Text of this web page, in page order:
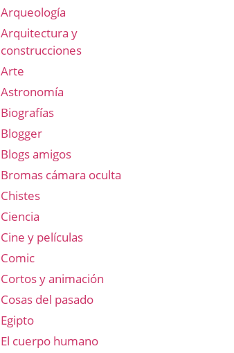
Arqueología
Arquitectura y
construcciones
Arte
Astronomía
Biografías
Blogger
Blogs amigos
Bromas cámara oculta
Chistes
Ciencia
Cine y películas
Comic
Cortos y animación
Cosas del pasado
Egipto
El cuerpo humano